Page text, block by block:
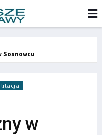
Sosnowcu
w